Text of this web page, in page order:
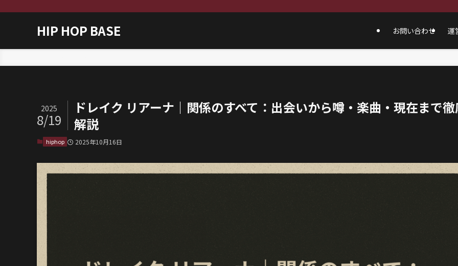
HIP HOP BASE お問い合わせ 運
ドレイク リアーナ｜関係のすべて：出会いから噂・楽曲・現在まで
解説
2025
8/19
hiphop 2025年10月16日